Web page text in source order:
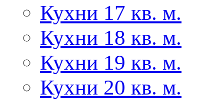
Кухни 17 кв. м.
Кухни 18 кв. м.
Кухни 19 кв. м.
Кухни 20 кв. м.